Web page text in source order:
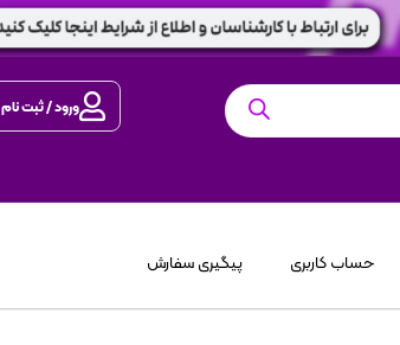
ورود / ثبت نام
حساب کاربری پیگیری سفارش